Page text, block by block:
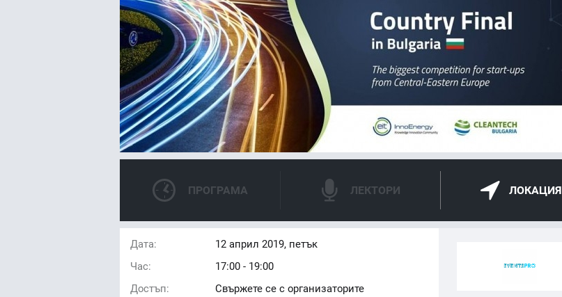
ПРОГРАМА ЛЕКТОРИ ЛОКАЦИЯ
Дата: 12 април 2019, петък
Час:
17:00 - 19:00
Достъп:
Свържете се с организаторите